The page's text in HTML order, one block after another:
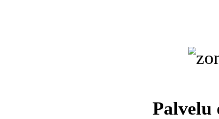
Palvelu